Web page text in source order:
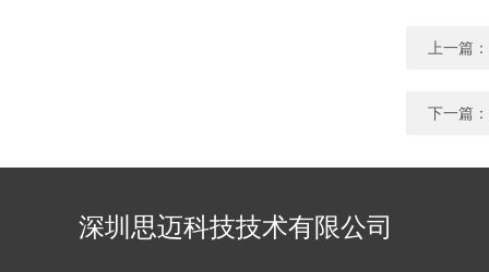
上一篇：
下一篇：
深圳思迈科技技术有限公司